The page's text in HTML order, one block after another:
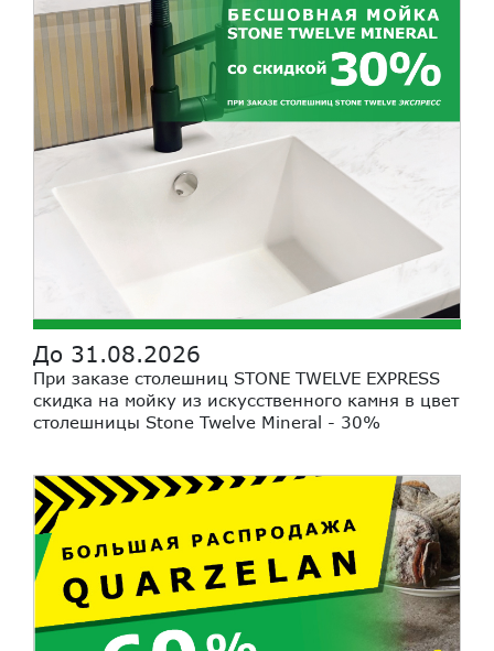
До 31.08.2026
При заказе столешниц STONE TWELVE EXPRESS
скидка на мойку из искусственного камня в цвет
столешницы Stone Twelve Mineral - 30%